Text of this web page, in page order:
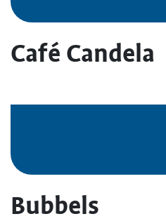
Café Candela
Bubbels